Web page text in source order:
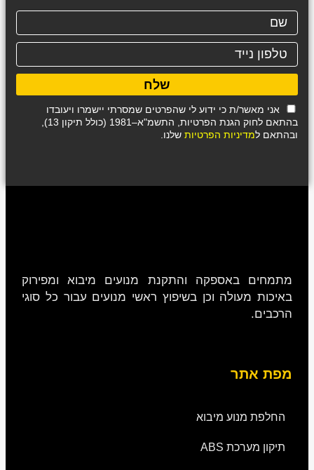
אני מאשר/ת כי ידוע לי שהפרטים שמסרתי יישמרו ויעובדו
בהתאם לחוק הגנת הפרטיות, התשמ"א–1981 (כולל תיקון 13),
ובהתאם למדיניות הפרטיות שלנו.
שלח
מתמחים באספקה והתקנת מנועים מיבוא ומפירוק
באיכות מעולה וכן בשיפוץ ראשי מנועים עבור כל סוגי
הרכבים.
מפת אתר
החלפת מנוע מיבוא
תיקון מערכת ABS